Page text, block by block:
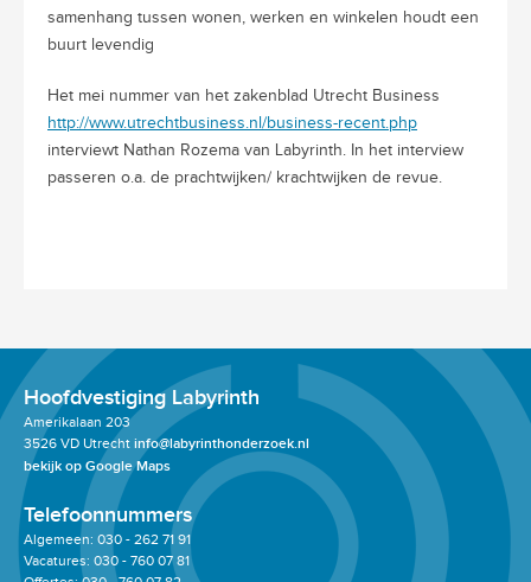
samenhang tussen wonen, werken en winkelen houdt een
buurt levendig
Het mei nummer van het zakenblad Utrecht Business
http://www.utrechtbusiness.nl/business-recent.php
interviewt Nathan Rozema van Labyrinth. In het interview
passeren o.a. de prachtwijken/ krachtwijken de revue.
Hoofdvestiging Labyrinth
Amerikalaan 203
3526 VD Utrecht info@labyrinthonderzoek.nl
bekijk op Google Maps
Telefoonnummers
Algemeen: 030 - 262 71 91
Vacatures: 030 - 760 07 81